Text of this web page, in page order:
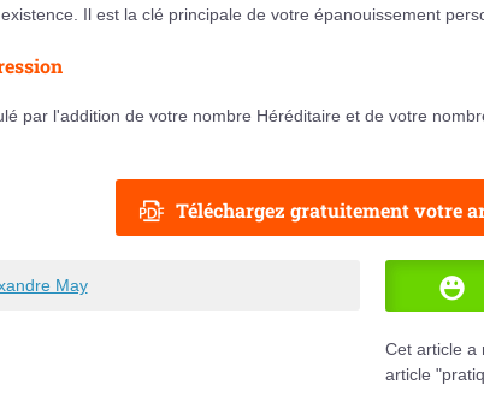
Il est la clé principale de votre épanouissement
par l'addition de votre nombre Héréditaire et de votre
Téléchargez gratuitement votre
May
Cet article a
article